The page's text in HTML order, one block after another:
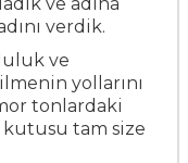
verdik.
ve
yollarını
tonlardaki
tam size